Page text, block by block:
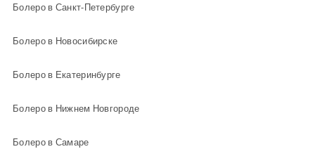
Болеро в Санкт-Петербурге
Болеро в Новосибирске
Болеро в Екатеринбурге
Болеро в Нижнем Новгороде
Болеро в Самаре